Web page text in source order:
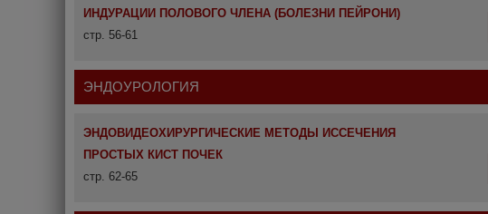
ИНДУРАЦИИ ПОЛОВОГО ЧЛЕНА (БОЛЕЗНИ ПЕЙРОНИ)
стр. 56-61
ЭНДОУРОЛОГИЯ
ЭНДОВИДЕОХИРУРГИЧЕСКИЕ МЕТОДЫ ИССЕЧЕНИЯ
ПРОСТЫХ КИСТ ПОЧЕК
стр. 62-65